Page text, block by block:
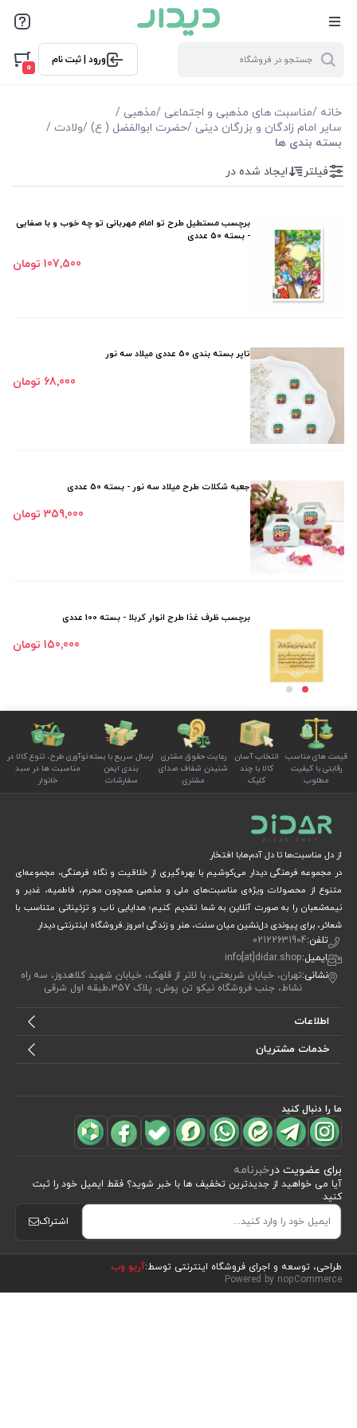
ورود | ثبت نام
0
خانه /مناسبت های مذهبی و اجتماعی /مذهبی /
سایر امام زادگان و بزرگان دینی /حضرت ابوالفضل ( ع) /ولادت /
بسته بندی ها
فیلتر بر اساس قیمت
فیلترها
نمایش همه محصولات
مشاهده محصولات(4)
فیلتر ایجاد شده در
برچسب مستطیل طرح تو امام مهربانی تو چه خوب و با صفایی
- بسته 50 عددی
107٬500 تومان
تاپر بسته بندی 50 عددی میلاد سه نور
68٬000 تومان
جعبه شکلات طرح میلاد سه نور - بسته 50 عددی
359٬000 تومان
برچسب ظرف غذا طرح انوار کربلا - بسته 100 عددی
150٬000 تومان
قیمت های مناسب
رقابتی با کیفیت
مطلوب
انتخاب آسان
کالا با چند
کلیک
رعایت حقوق مشتری
شنیدن شفاف صدای
مشتری
ارسال سریع با بسته
بندی ایمن
سفارشات
نوآوری طرح، تنوع کالا در
مناسبت ها در سبد
خانوار
از دل مناسبت‌ها تا دل آدم‌هابا افتخار
در مجموعه فرهنگی دیدار می‌کوشیم با بهره‌گیری از خلاقیت و نگاه فرهنگی، مجموعه‌ای
متنوع از محصولات ویژه‌ی مناسبت‌های ملی و مذهبی همچون محرم، فاطمیه، غدیر و
نیمه‌شعبان را به صورت آنلاین به شما تقدیم کنیم؛ هدایایی ناب و تزئیناتی متناسب با
شعائر، برای پیوندی دل‌نشین میان سنت، هنر و زندگی امروز.فروشگاه اینترنتی دیدار
تلفن:02122631904
ایمیل:info[at]didar.shop
نشانی:تهران، خیابان شریعتی، با لاتر از قلهک، خیابان شهید کلاهدوز، سه راه
نشاط، جنب فروشگاه نیکو تن پوش، پلاک 357،طبقه اول شرقی
اطلاعات
خدمات مشتریان
ما را دنبال کنید
برای عضویت درخبرنامه
آیا می خواهید از جدید‌ترین تخفیف‌ ها با‌ خبر شوید؟ فقط ایمیل خود را ثبت
کنید
اشتراک
طراحی، توسعه و اجرای فروشگاه اینترنتی توسط:آریو وب
Powered by nopCommerce